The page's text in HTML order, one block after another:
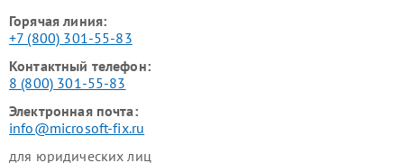
Горячая линия:
+7 (800) 301-55-83
Контактный телефон:
8 (800) 301-55-83
Электронная почта:
info@microsoft-fix.ru
для юридических лиц